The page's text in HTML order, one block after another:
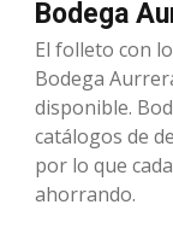
Bodega
El folleto con
Bodega
disponible.
catálogos de
por lo que
ahorrando.